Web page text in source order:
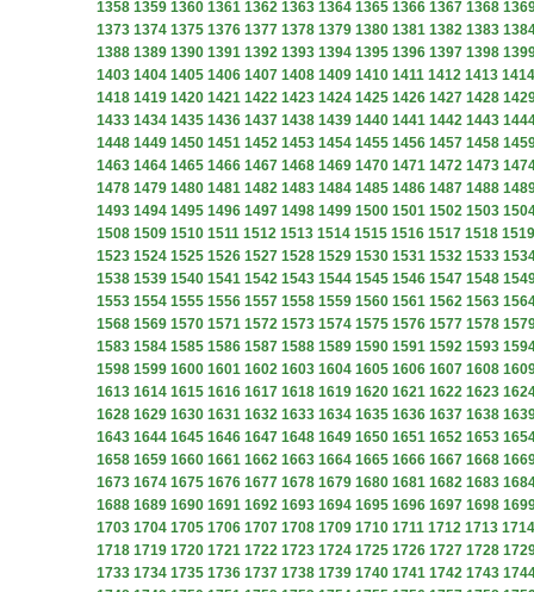
1358 1359 1360 1361 1362 1363 1364 1365 1366 1367 1368
1373 1374 1375 1376 1377 1378 1379 1380 1381 1382 1383
1388 1389 1390 1391 1392 1393 1394 1395 1396 1397 1398
1403 1404 1405 1406 1407 1408 1409 1410 1411 1412 1413 1414
1418 1419 1420 1421 1422 1423 1424 1425 1426 1427 1428
1433 1434 1435 1436 1437 1438 1439 1440 1441 1442 1443
1448 1449 1450 1451 1452 1453 1454 1455 1456 1457 1458
1463 1464 1465 1466 1467 1468 1469 1470 1471 1472 1473
1478 1479 1480 1481 1482 1483 1484 1485 1486 1487 1488
1493 1494 1495 1496 1497 1498 1499 1500 1501 1502 1503
1508 1509 1510 1511 1512 1513 1514 1515 1516 1517 1518 1519
1523 1524 1525 1526 1527 1528 1529 1530 1531 1532 1533
1538 1539 1540 1541 1542 1543 1544 1545 1546 1547 1548
1553 1554 1555 1556 1557 1558 1559 1560 1561 1562 1563
1568 1569 1570 1571 1572 1573 1574 1575 1576 1577 1578
1583 1584 1585 1586 1587 1588 1589 1590 1591 1592 1593
1598 1599 1600 1601 1602 1603 1604 1605 1606 1607 1608
1613 1614 1615 1616 1617 1618 1619 1620 1621 1622 1623
1628 1629 1630 1631 1632 1633 1634 1635 1636 1637 1638
1643 1644 1645 1646 1647 1648 1649 1650 1651 1652 1653
1658 1659 1660 1661 1662 1663 1664 1665 1666 1667 1668
1673 1674 1675 1676 1677 1678 1679 1680 1681 1682 1683
1688 1689 1690 1691 1692 1693 1694 1695 1696 1697 1698
1703 1704 1705 1706 1707 1708 1709 1710 1711 1712 1713 1714
1718 1719 1720 1721 1722 1723 1724 1725 1726 1727 1728
1733 1734 1735 1736 1737 1738 1739 1740 1741 1742 1743